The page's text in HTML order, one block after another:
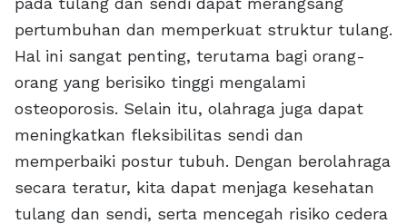
pertumbuhan dan memperkuat struktur tulang.
Hal ini sangat penting, terutama bagi orang-
orang yang berisiko tinggi mengalami
osteoporosis. Selain itu, olahraga juga dapat
meningkatkan fleksibilitas sendi dan
memperbaiki postur tubuh. Dengan berolahraga
secara teratur, kita dapat menjaga kesehatan
tulang dan sendi, serta mencegah risiko cedera